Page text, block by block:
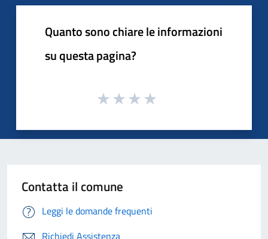
Quanto sono chiare le informazioni
su questa pagina?
Contatta il comune
Leggi le domande frequenti
Richiedi Assistenza